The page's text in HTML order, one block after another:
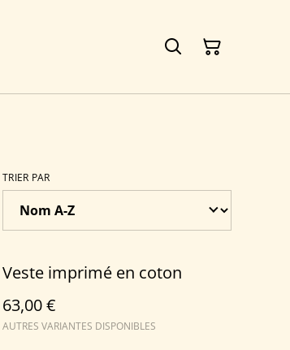
TRIER PAR
Veste imprimé en coton
63,00 €
AUTRES VARIANTES DISPONIBLES